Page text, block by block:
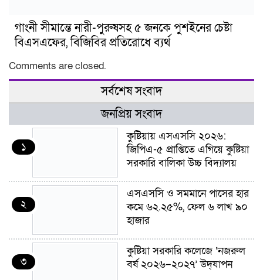
গাংনী সীমান্তে নারী-পুরুষসহ ৫ জনকে পুশইনের চেষ্টা
বিএসএফের, বিজিবির প্রতিরোধে ব্যর্থ
Comments are closed.
সর্বশেষ সংবাদ
জনপ্রিয় সংবাদ
১
কুষ্টিয়ায় এসএসসি ২০২৬:
জিপিএ-৫ প্রাপ্তিতে এগিয়ে কুষ্টিয়া
সরকারি বালিকা উচ্চ বিদ্যালয়
২
এসএসসি ও সমমানে পাসের হার
কমে ৬২.২৫%, ফেল ৬ লাখ ৯০
হাজার
৩
কুষ্টিয়া সরকারি কলেজে ‘নজরুল
বর্ষ ২০২৬–২০২৭’ উদ্‌যাপন